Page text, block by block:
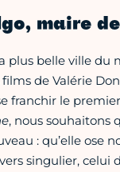
maire
plus belle ville du
de Valérie
franchir le
, nous souhaitons
: qu’elle ose
singulier, celui